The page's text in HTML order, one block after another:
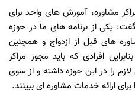
مشاوره، آموزش های واحد برای
یکی از برنامه های ما در حوزه
های قبل از ازدواج و همچنین
افرادی که باید مجوز مراکز
را در این حوزه داشته و از سوی
ارائه خدمات مشاوره ای ببینند.